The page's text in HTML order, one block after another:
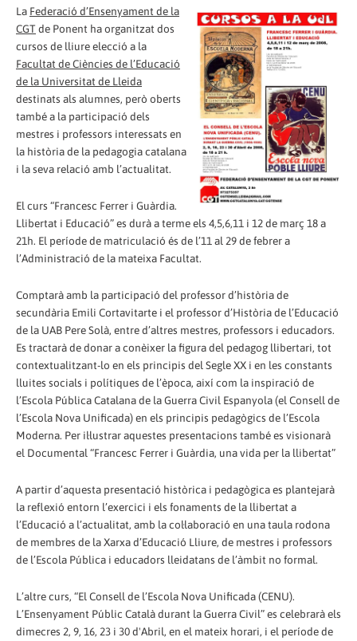
La Federació d’Ensenyament de la
CGT de Ponent ha organitzat dos
cursos de lliure elecció a la
Facultat de Ciències de l’Educació
de la Universitat de Lleida
destinats als alumnes, però oberts
també a la participació dels
mestres i professors interessats en
la història de la pedagogia catalana
i la seva relació amb l’actualitat.
El curs “Francesc Ferrer i Guàrdia.
Llibertat i Educació” es durà a terme els 4,5,6,11 i 12 de març 18 a
21h. El període de matriculació és de l’11 al 29 de febrer a
l’Administració de la mateixa Facultat.
Comptarà amb la participació del professor d’història de
secundària Emili Cortavitarte i el professor d’Història de l’Educació
de la UAB Pere Solà, entre d’altres mestres, professors i educadors.
Es tractarà de donar a conèixer la figura del pedagog llibertari, tot
contextualitzant-lo en els principis del Segle XX i en les constants
lluites socials i polítiques de l’època, així com la inspiració de
l’Escola Pública Catalana de la Guerra Civil Espanyola (el Consell de
l’Escola Nova Unificada) en els principis pedagògics de l’Escola
Moderna. Per il·lustrar aquestes presentacions també es visionarà
el Documental “Francesc Ferrer i Guàrdia, una vida per la llibertat”
A partir d’aquesta presentació històrica i pedagògica es plantejarà
la reflexió entorn l’exercici i els fonaments de la llibertat a
l’Educació a l’actualitat, amb la col·laboració en una taula rodona
de membres de la Xarxa d’Educació Lliure, de mestres i professors
de l’Escola Pública i educadors lleidatans de l’àmbit no formal.
L’altre curs, “El Consell de l’Escola Nova Unificada (CENU).
L’Ensenyament Públic Català durant la Guerra Civil” es celebrarà els
dimecres 2, 9, 16, 23 i 30 d'Abril, en el mateix horari, i el període de